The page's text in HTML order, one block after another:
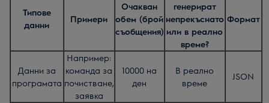
Типове
данни
Примери
Очакван
обем (брой
съобщения)
генерират
непрекъснато
или в реално
време?
Формат
Данни за
програмата
Например:
команда за
почистване,
заявка
10000 на
ден
В реално
време
JSON